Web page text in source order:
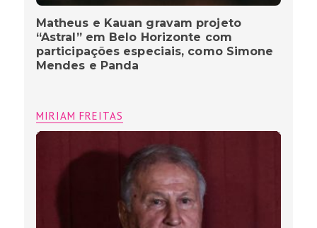
Matheus e Kauan gravam projeto
“Astral” em Belo Horizonte com
participações especiais, como Simone
Mendes e Panda
MIRIAM FREITAS